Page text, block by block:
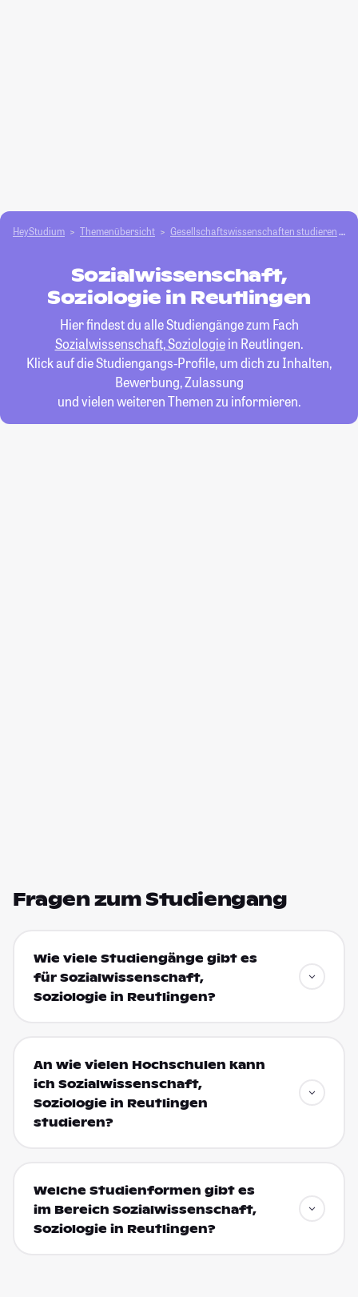
HeyStudium Themenübersicht Gesellschafts­­wissenschaften studieren
Sozialwissenschaft,
Soziologie in Reutlingen
Hier findest du alle Studiengänge zum Fach
Sozialwissenschaft, Soziologiein Reutlingen.
Klick auf die Studiengangs-Profile, um dich zu Inhalten,
Bewerbung, Zulassung
und vielen weiteren Themen zu informieren.
Fragen zum Studiengang
Wie viele Studiengänge gibt es
für Sozialwissenschaft,
Soziologie in Reutlingen?
An wie vielen Hochschulen kann
ich Sozialwissenschaft,
Soziologie in Reutlingen
studieren?
Welche Studienformen gibt es
im Bereich Sozialwissenschaft,
Soziologie in Reutlingen?